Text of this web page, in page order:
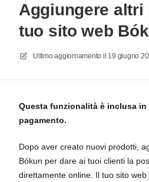
Aggiungere altri
tuo sito web
Ultimo aggiornamento il 19 giugno
Questa funzionalità è inclusa
pagamento.
Dopo aver creato nuovi prodotti,
Bókun per dare ai tuoi clienti la
direttamente online. Il tuo sito web